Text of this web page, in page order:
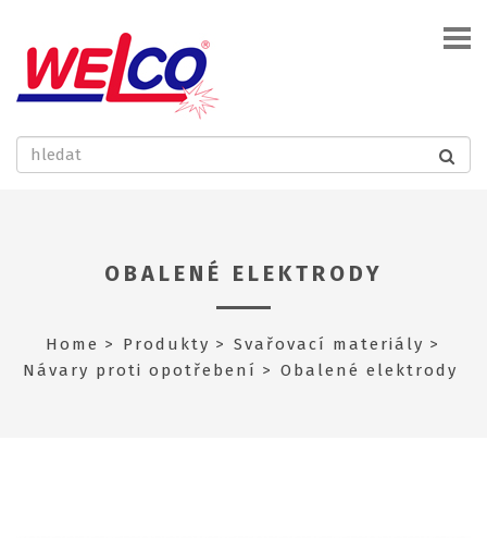
OBALENÉ ELEKTRODY
Home Produkty
Svařovací materiály
Návary proti opotřebení
Obalené elektrody